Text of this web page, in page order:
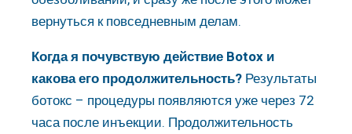
вернуться к повседневным делам.
Когда я почувствую действие Botox и
какова его продолжительность? Результаты
ботокс – процедуры появляются уже через 72
часа после инъекции. Продолжительность